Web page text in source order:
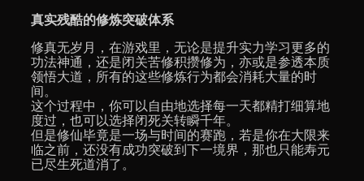
真实残酷的修炼突破体系
修真无岁月，在游戏里，无论是提升实力学习更多的
功法神通，还是闭关苦修积攒修为，亦或是参透本质
领悟大道，所有的这些修炼行为都会消耗大量的时
间。
这个过程中，你可以自由地选择每一天都精打细算地
度过，也可以选择闭死关转瞬千年。
但是修仙毕竟是一场与时间的赛跑，若是你在大限来
临之前，还没有成功突破到下一境界，那也只能寿元
已尽生死道消了。